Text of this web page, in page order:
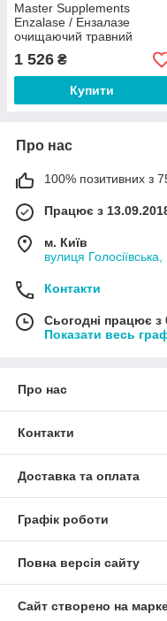
Master Supplements
Enzalase / Ензалазе
очищаючий травний
фермент 50 капсул
1 526 ₴
Купити
Про нас
100% позитивних з
Працює з
м. Київ
вулиця
Контакти
Сьогодні працює з
Показати весь
Про нас
Контакти
Доставка та оплата
Графік роботи
Повна версія сайту
Сайт створено на